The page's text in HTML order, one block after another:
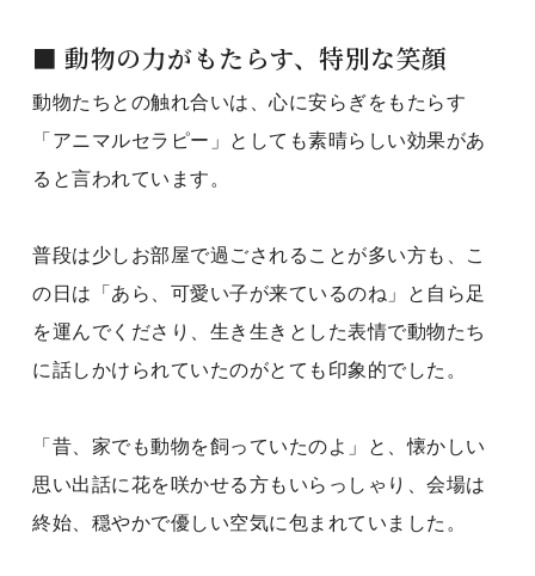
■ 動物の力がもたらす、特別な笑顔
動物たちとの触れ合いは、心に安らぎをもたらす
「アニマルセラピー」としても素晴らしい効果があ
ると言われています。
普段は少しお部屋で過ごされることが多い方も、こ
の日は「あら、可愛い子が来ているのね」と自ら足
を運んでくださり、生き生きとした表情で動物たち
に話しかけられていたのがとても印象的でした。
「昔、家でも動物を飼っていたのよ」と、懐かしい
思い出話に花を咲かせる方もいらっしゃり、会場は
終始、穏やかで優しい空気に包まれていました。